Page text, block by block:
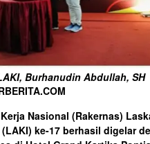
Burhanudin Abdullah, SH
Nasional (Rakernas)
ke-17 berhasil digelar